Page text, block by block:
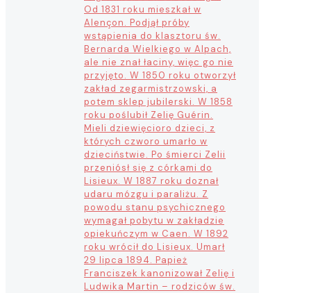
Od 1831 roku mieszkał w
Alençon. Podjął próby
wstąpienia do klasztoru św.
Bernarda Wielkiego w Alpach,
ale nie znał łaciny, więc go nie
przyjęto. W 1850 roku otworzył
zakład zegarmistrzowski, a
potem sklep jubilerski. W 1858
roku poślubił Zelię Guérin.
Mieli dziewięcioro dzieci, z
których czworo umarło w
dzieciństwie. Po śmierci Zelii
przeniósł się z córkami do
Lisieux. W 1887 roku doznał
udaru mózgu i paraliżu. Z
powodu stanu psychicznego
wymagał pobytu w zakładzie
opiekuńczym w Caen. W 1892
roku wrócił do Lisieux. Umarł
29 lipca 1894. Papież
Franciszek kanonizował Zelię i
Ludwika Martin – rodziców św.